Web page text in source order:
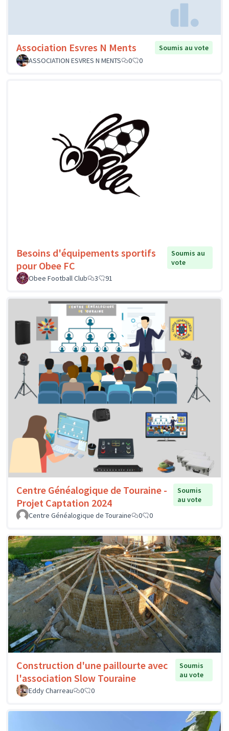
Association Esvres N Ments
Soumis au vote
ASSOCIATION ESVRES N MENTS
0 0
Besoins d'équipements sportifs
pour Obee FC
Soumis au
vote
Obee Football Club
3 91
Centre Généalogique de Touraine -
Projet Captation 2024
Soumis
au vote
Centre Généalogique de Touraine
0 0
Construction d'une paillourte avec
l'association Slow Touraine
Soumis
au vote
Eddy Charreau
0 0